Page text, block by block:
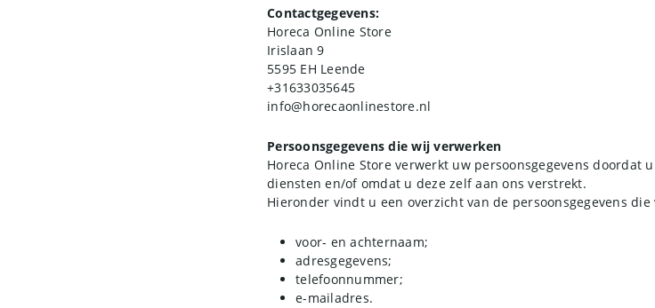
Contactgegevens:
Horeca Online Store
Irislaan 9
5595 EH Leende
+31633035645
info@horecaonlinestore.nl
Persoonsgegevens die wij verwerken
Horeca Online Store verwerkt uw persoonsgegevens doordat
diensten en/of omdat u deze zelf aan ons verstrekt.
Hieronder vindt u een overzicht van de persoonsgegevens die
voor- en achternaam;
adresgegevens;
telefoonnummer;
e-mailadres.